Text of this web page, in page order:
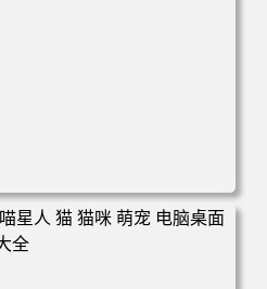
迪狐尼克 4K 电脑壁纸 3840x2
下载 壁纸大全